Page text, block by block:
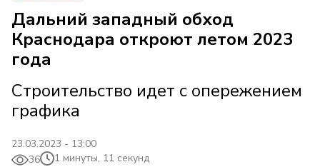
Дальний западный обход
Краснодара откроют летом 2023
года
Строительство идет с опережением
графика
23.03.2023 - 13:00
36
1 минуты, 11 секунд